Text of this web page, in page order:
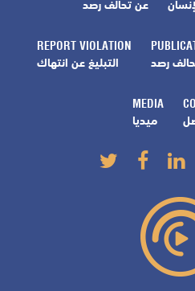
عن تحالف رصد
REPORT VIOLATION
التبليغ عن انتهاك رصد
MEDIA
ميديا